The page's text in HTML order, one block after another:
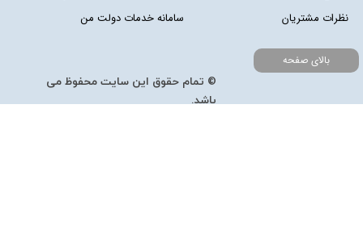
نظرات مشتریان
سامانه خدمات دولت من
© تمام حقوق این سایت محفوظ می
باشد.
بالای صفحه